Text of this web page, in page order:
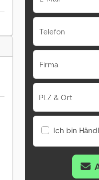
Telefon
Firma
PLZ & Ort
Ich bin